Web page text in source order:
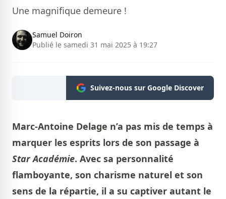
Une magnifique demeure !
Samuel Doiron
Publié le samedi 31 mai 2025 à 19:27
Suivez-nous sur Google Discover
Marc-Antoine Delage n’a pas mis de temps à
marquer les esprits lors de son passage à
Star Académie. Avec sa personnalité
flamboyante, son charisme naturel et son
sens de la répartie, il a su captiver autant le